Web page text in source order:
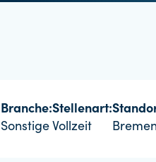
Branche:
Sonstige
Stellenart:
Vollzeit